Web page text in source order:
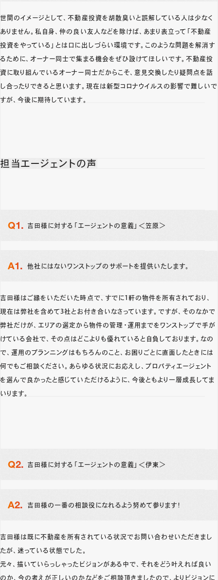
世間のイメージとして、不動産投資を胡散臭いと誤解している人は少なく
ありません。私自身、仲の良い友人などを除けば、あまり表立って「不動産
投資をやっている」とは口に出しづらい環境です。このような問題を解消す
るために、オーナー同士で集まる機会をぜひ設けてほしいです。不動産投
資に取り組んでいるオーナー同士だからこそ、意見交換したり疑問点を話
し合ったりできると思います。現在は新型コロナウイルスの影響で難しいで
すが、今後に期待しています。
担当エージェントの声
吉田様に対する「エージェントの意義」＜笠原＞
他社にはないワンストップのサポートを提供いたします。
吉田様はご縁をいただいた時点で、すでに1軒の物件を所有されており、
現在は弊社を含めて3社とお付き合いなさっています。ですが、そのなかで
弊社だけが、エリアの選定から物件の管理・運用までをワンストップで手が
けている会社で、その点はどこよりも優れていると自負しております。なの
で、運用のプランニングはもちろんのこと、お困りごとに直面したときには
何でもご相談ください。あらゆる状況にお応えし、プロパティエージェント
を選んで良かったと感じていただけるように、今後ともより一層成長してま
いります。
吉田様に対する「エージェントの意義」＜伊東＞
吉田様の一番の相談役になれるよう努めて参ります！
吉田様は既に不動産を所有されている状況でお問い合わせいただきまし
たが、迷っている状態でした。
元々、描いていらっしゃったビジョンがある中で、それをどう叶えれば良い
のか、今の考えが正しいのかなどをご相談頂きましたので、よりビジョンに